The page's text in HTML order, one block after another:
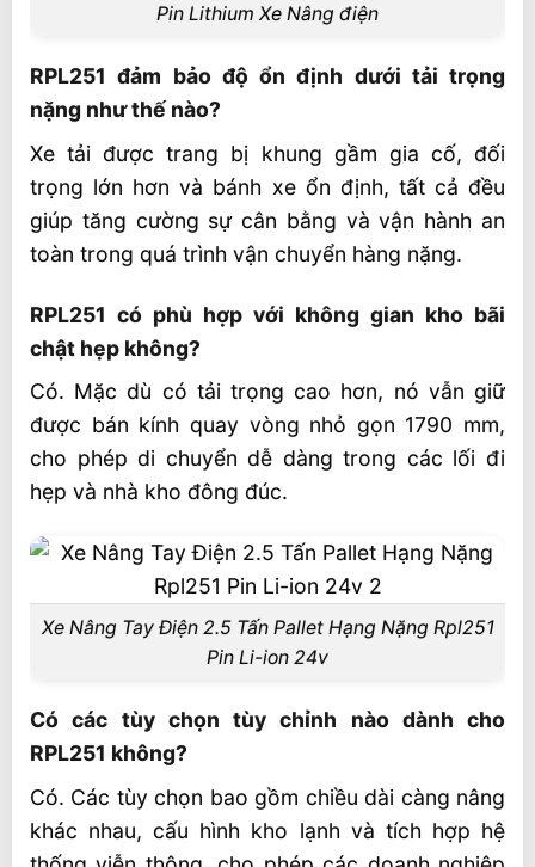
Pin Lithium Xe Nâng điện
RPL251 đảm bảo độ ổn định dưới tải trọng
nặng như thế nào?
Xe tải được trang bị khung gầm gia cố, đối
trọng lớn hơn và bánh xe ổn định, tất cả đều
giúp tăng cường sự cân bằng và vận hành an
toàn trong quá trình vận chuyển hàng nặng.
RPL251 có phù hợp với không gian kho bãi
chật hẹp không?
Có. Mặc dù có tải trọng cao hơn, nó vẫn giữ
được bán kính quay vòng nhỏ gọn 1790 mm,
cho phép di chuyển dễ dàng trong các lối đi
hẹp và nhà kho đông đúc.
Xe Nâng Tay Điện 2.5 Tấn Pallet Hạng Nặng Rpl251
Pin Li-ion 24v
Có các tùy chọn tùy chỉnh nào dành cho
RPL251 không?
Có. Các tùy chọn bao gồm chiều dài càng nâng
khác nhau, cấu hình kho lạnh và tích hợp hệ